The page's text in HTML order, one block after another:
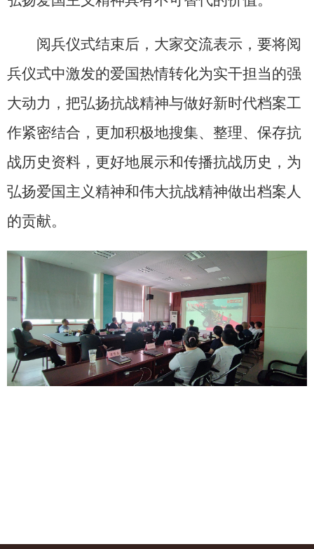
阅兵仪式结束后，大家交流表示，要将阅
兵仪式中激发的爱国热情转化为实干担当的强
大动力，把弘扬抗战精神与做好新时代档案工
作紧密结合，更加积极地搜集、整理、保存抗
战历史资料，更好地展示和传播抗战历史，为
弘扬爱国主义精神和伟大抗战精神做出档案人
的贡献。